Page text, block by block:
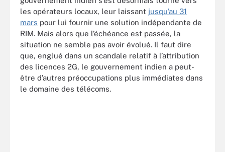
les opérateurs locaux, leur laissant jusqu’au 31
mars pour lui fournir une solution indépendante de
RIM. Mais alors que l’échéance est passée, la
situation ne semble pas avoir évolué. Il faut dire
que, englué dans un scandale relatif à l’attribution
des licences 2G, le gouvernement indien a peut-
être d’autres préoccupations plus immédiates dans
le domaine des télécoms.